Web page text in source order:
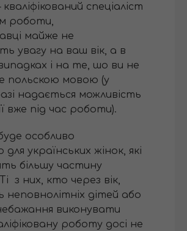
спеціаліст
роботи,
майже не
увагу на ваш вік, а в
і на те, шо ви не
польскою мовою (у
надається можливість
вже під час роботи).
особливо
українських жінок, які
більшу частину
з них, кто через вік,
неповнолітніх дітей або
виконувати
роботу досі не